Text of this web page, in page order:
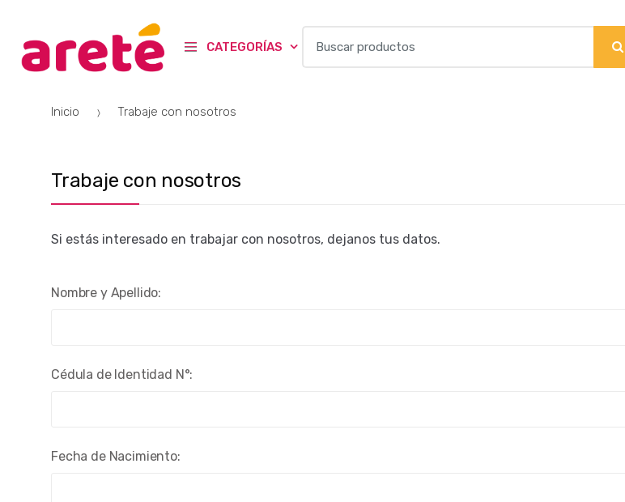
CATEGORÍAS
Inicio Trabaje con nosotros
Trabaje con nosotros
Si estás interesado en trabajar con nosotros, dejanos tus datos.
Nombre y Apellido:
Cédula de Identidad N°:
Fecha de Nacimiento: